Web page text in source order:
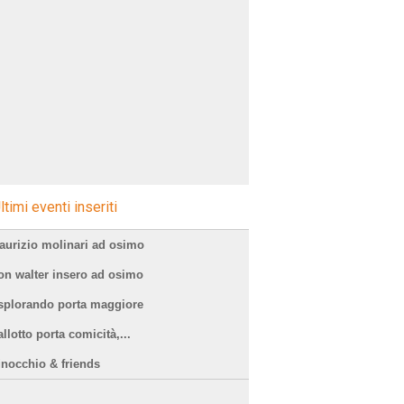
eventi inseriti
molinari ad osimo
walter insero ad osimo
porta maggiore
porta comicità,...
& friends